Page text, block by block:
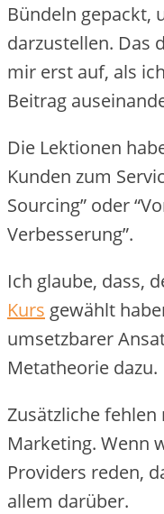
Bündeln gepackt,
darzustellen. Das
mir erst auf, als
Beitrag
Die Lektionen
Kunden zum
Sourcing” oder
Verbesserung”.
Ich glaube, dass,
Kurs gewählt
umsetzbarer
Metatheorie dazu.
Zusätzliche
Marketing. Wenn
Providers reden,
allem darüber.